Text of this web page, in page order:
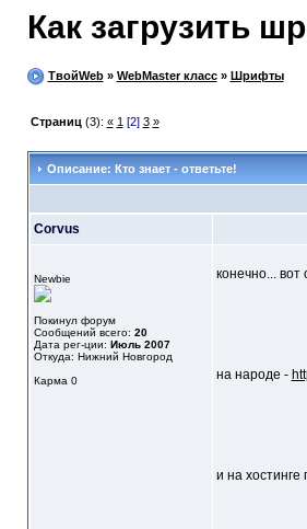
Как загрузить
ТвойWeb» WebMaster класс» Шрифты
Страниц (3): « 1 [2] 3 »
Описание: Кто знает - ответьте!
Corvus
Newbie
Покинул форум
Сообщений всего: 20
Дата рег-ции: Июль 2007
Откуда: Нижний Новгород
Карма 0
конечно... вот
на народе -
и на хостинге